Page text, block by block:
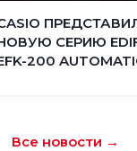
СЕРИЮ
200
Все новости →